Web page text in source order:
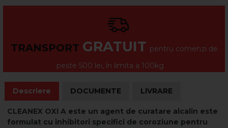
TRANSPORT GRATUIT pentru comenzi de
peste 500 lei, în limita a 100kg
Descriere DOCUMENTE LIVRARE
CLEANEX OXI A este un agent de curatare alcalin este
formulat cu inhibitori specifici de coroziune pentru